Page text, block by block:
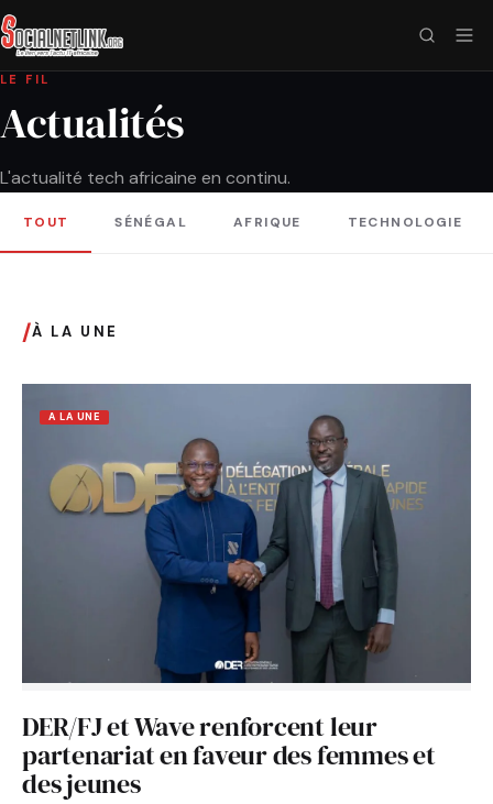
LE FIL
Actualités
L'actualité tech africaine en continu.
TOUT SÉNÉGAL AFRIQUE TECHNOLOGIE
/À LA UNE
A LA UNE
DER/FJ et Wave renforcent leur
partenariat en faveur des femmes et
des jeunes